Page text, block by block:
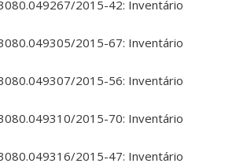
2015-42: Inventário
2015-67: Inventário
2015-56: Inventário
2015-70: Inventário
2015-47: Inventário